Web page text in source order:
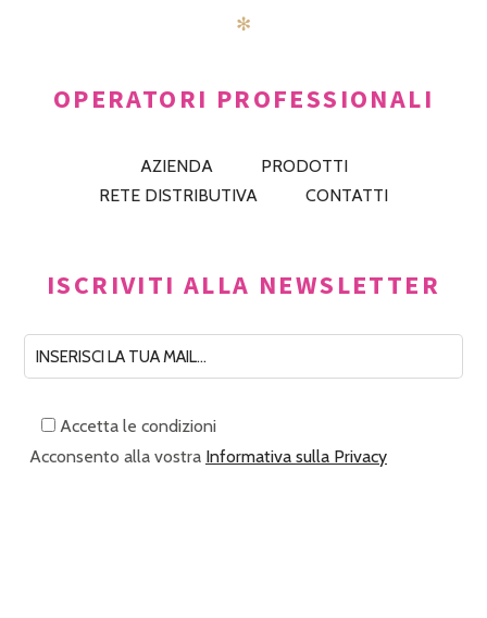
✻
OPERATORI PROFESSIONALI
AZIENDA
PRODOTTI
RETE DISTRIBUTIVA
CONTATTI
ISCRIVITI ALLA NEWSLETTER
Accetta le condizioni
Acconsento alla vostra Informativa sulla Privacy